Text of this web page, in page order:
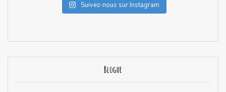
Suivez-nous sur Instagram
Blogue